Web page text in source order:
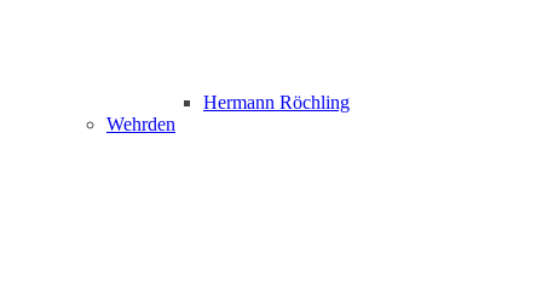
Hermann Röchling
Wehrden